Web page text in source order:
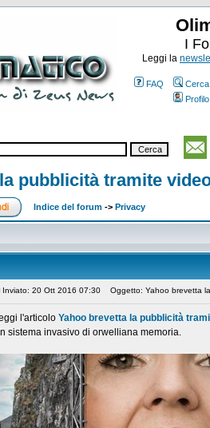
I
Leggi la
FAQ
Cerca
Profilo
pubblicità tramite
Indice del forum -> Privacy
Inviato: 20 Ott 2016 07:30 Oggetto: Yahoo brevetta
l'articolo Yahoo brevetta la pubblicità
sistema invasivo di orwelliana memoria.